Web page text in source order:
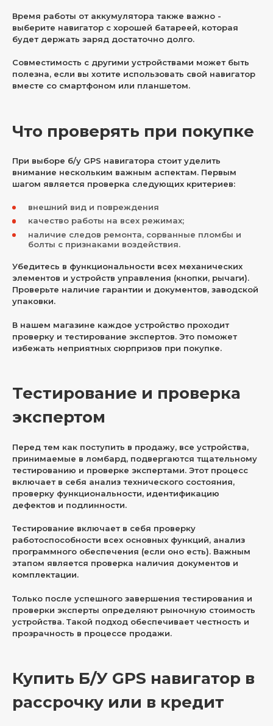
Время работы от аккумулятора также важно -
выберите навигатор с хорошей батареей, которая
будет держать заряд достаточно долго.
Совместимость с другими устройствами может быть
полезна, если вы хотите использовать свой навигатор
вместе со смартфоном или планшетом.
Что проверять при покупке
При выборе б/у GPS навигатора стоит уделить
внимание нескольким важным аспектам. Первым
шагом является проверка следующих критериев:
внешний вид и повреждения
качество работы на всех режимах;
наличие следов ремонта, сорванные пломбы и
болты с признаками воздействия.
Убедитесь в функциональности всех механических
элементов и устройств управления (кнопки, рычаги).
Проверьте наличие гарантии и документов, заводской
упаковки.
В нашем магазине каждое устройство проходит
проверку и тестирование экспертов. Это поможет
избежать неприятных сюрпризов при покупке.
Тестирование и проверка
экспертом
Перед тем как поступить в продажу, все устройства,
принимаемые в ломбард, подвергаются тщательному
тестированию и проверке экспертами. Этот процесс
включает в себя анализ технического состояния,
проверку функциональности, идентификацию
дефектов и подлинности.
Тестирование включает в себя проверку
работоспособности всех основных функций, анализ
программного обеспечения (если оно есть). Важным
этапом является проверка наличия документов и
комплектации.
Только после успешного завершения тестирования и
проверки эксперты определяют рыночную стоимость
устройства. Такой подход обеспечивает честность и
прозрачность в процессе продажи.
Купить Б/У GPS навигатор в
рассрочку или в кредит